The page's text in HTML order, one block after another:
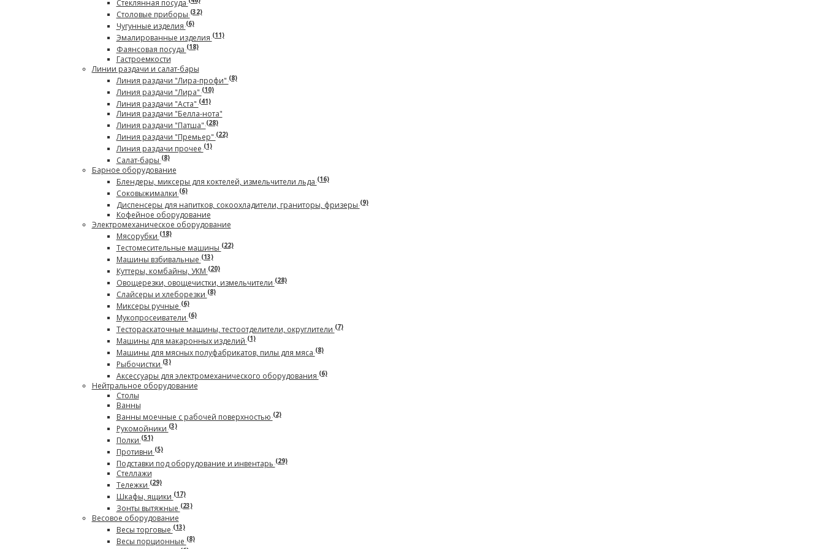
Стеклянная посуда
Столовые приборы(32)
Чугунные изделия(6)
Эмалированные изделия(11)
Фаянсовая посуда(18)
Гастроемкости
Линии раздачи и салат-бары
Линия раздачи "Лира-профи"(8)
Линия раздачи "Лира"(10)
Линия раздачи "Аста"(41)
Линия раздачи "Белла-нота"
Линия раздачи "Патша"(28)
Линия раздачи "Премьер"(22)
Линия раздачи прочее(1)
Салат-бары(8)
Барное оборудование
Блендеры, миксеры для коктелей, измельчители льда(16)
Соковыжималки(6)
Диспенсеры для напитков, сокоохладители, граниторы, фризеры(9)
Кофейное оборудование
Электромеханическое оборудование
Мясорубки(18)
Тестомесительные машины(22)
Машины взбивальные(13)
Куттеры, комбайны, УКМ(20)
Овощерезки, овощечистки, измельчители(28)
Слайсеры и хлеборезки(8)
Миксеры ручные(6)
Мукопросеиватели(6)
Тестораскаточные машины, тестоотделители, округлители(7)
Машины для макаронных изделий(1)
Машины для мясных полуфабрикатов, пилы для мяса(8)
Рыбочистки(3)
Аксессуары для электромеханического оборудования(6)
Нейтральное оборудование
Столы
Ванны
Ванны моечные с рабочей поверхностью(2)
Рукомойники(3)
Полки(51)
Противни(5)
Подставки под оборудование и инвентарь(29)
Стеллажи
Тележки(29)
Шкафы, ящики(17)
Зонты вытяжные(23)
Весовое оборудование
Весы торговые(13)
Весы порционные(8)